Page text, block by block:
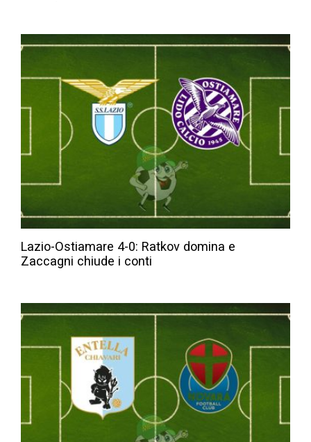
Lazio-Ostiamare 4-0: Ratkov domina e
Zaccagni chiude i conti